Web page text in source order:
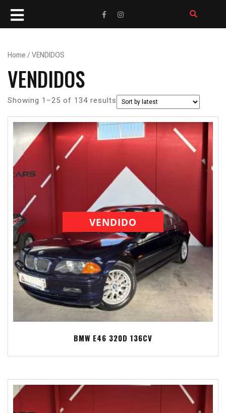
Open
Button
Home / VENDIDOS
VENDIDOS
Showing 1–25 of 134 results
VENDIDO
BMW E46 320D 136CV